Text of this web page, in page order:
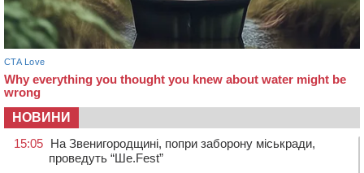
НОВИНИ
15:05 На Звенигородщині, попри заборону міськради,
проведуть “Ше.Fest”